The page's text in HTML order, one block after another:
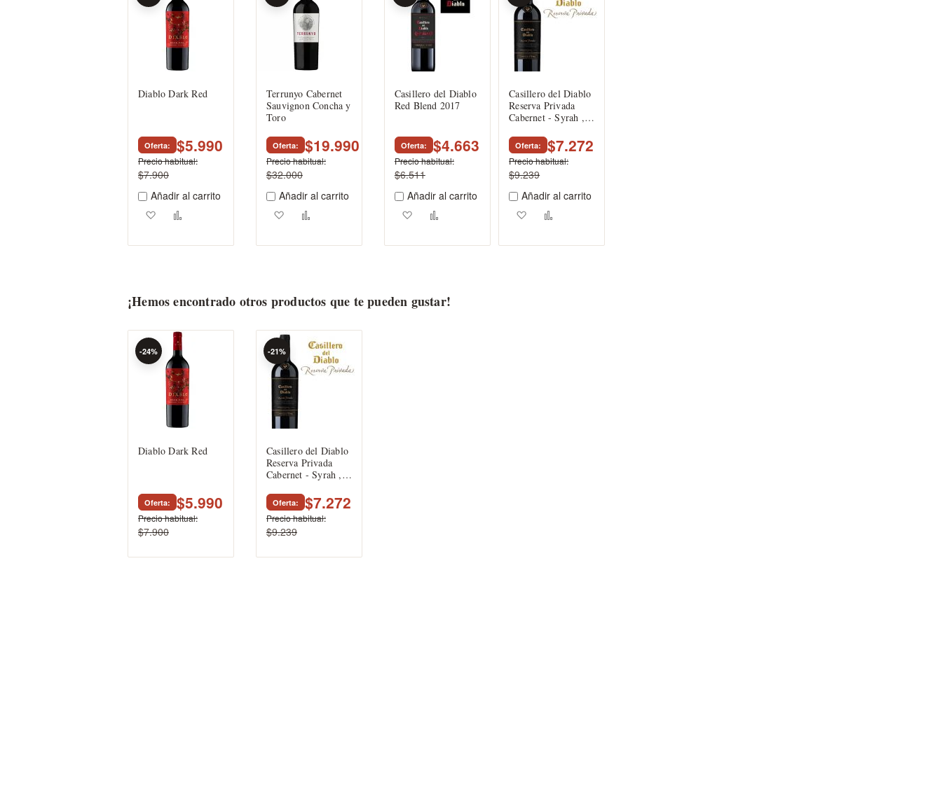
Diablo Dark Red
Oferta $5.990
Precio habitual
$7.900
Añadir al carrito
Agregar a los favoritos
Añadir para comparar
Terrunyo Cabernet
Sauvignon Concha y
Toro
Oferta $19.990
Precio habitual
$32.000
Añadir al carrito
Agregar a los favoritos
Añadir para comparar
Casillero del Diablo
Red Blend 2017
Oferta $4.663
Precio habitual
$6.511
Añadir al carrito
Agregar a los favoritos
Añadir para comparar
Casillero del Diablo
Reserva Privada
Cabernet - Syrah ,
Oferta $7.272
Precio habitual
$9.239
Añadir al carrito
Agregar a los favoritos
¡Hemos encontrado otros productos que te pueden gustar!
Diablo Dark Red
Oferta $5.990
-24%
Precio habitual
$7.900
Casillero del Diablo
Reserva Privada
Cabernet - Syrah ,
Oferta $7.272
-21%
Precio habitual
$9.239